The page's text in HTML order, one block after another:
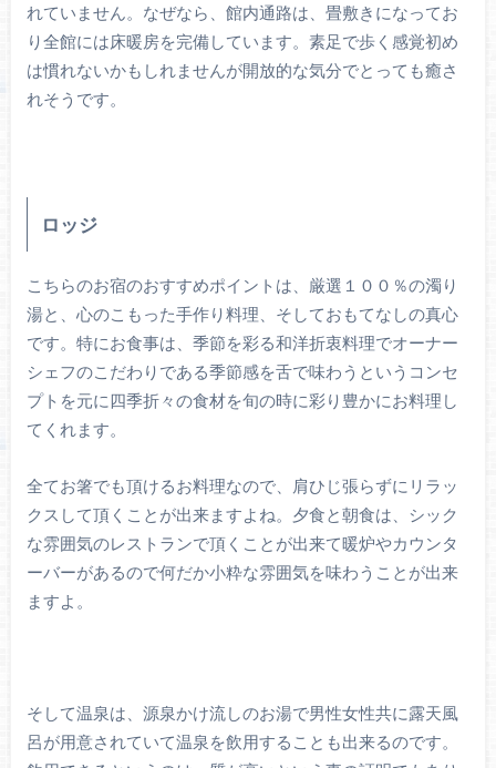
れていません。なぜなら、館内通路は、畳敷きになってお
り全館には床暖房を完備しています。素足で歩く感覚初め
は慣れないかもしれませんが開放的な気分でとっても癒さ
れそうです。
ロッジ
こちらのお宿のおすすめポイントは、厳選１００％の濁り
湯と、心のこもった手作り料理、そしておもてなしの真心
です。特にお食事は、季節を彩る和洋折衷料理でオーナー
シェフのこだわりである季節感を舌で味わうというコンセ
プトを元に四季折々の食材を旬の時に彩り豊かにお料理し
てくれます。
全てお箸でも頂けるお料理なので、肩ひじ張らずにリラッ
クスして頂くことが出来ますよね。夕食と朝食は、シック
な雰囲気のレストランで頂くことが出来て暖炉やカウンタ
ーバーがあるので何だか小粋な雰囲気を味わうことが出来
ますよ。
そして温泉は、源泉かけ流しのお湯で男性女性共に露天風
呂が用意されていて温泉を飲用することも出来るのです。